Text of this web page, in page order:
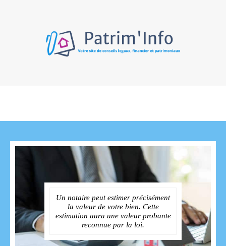
Un notaire peut estimer précisément
la valeur de votre bien. Cette
estimation aura une valeur probante
reconnue par la loi.